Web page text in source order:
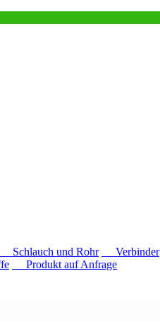
Schlauch und Rohr Verbinder
Produkt auf Anfrage